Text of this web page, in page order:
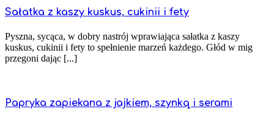
Sałatka z kaszy kuskus, cukinii i fety
Pyszna, sycąca, w dobry nastrój wprawiająca sałatka z kaszy
kuskus, cukinii i fety to spełnienie marzeń każdego. Głód w mig
przegoni dając [...]
Papryka zapiekana z jajkiem, szynką i serami